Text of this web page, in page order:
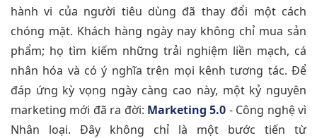
hành vi của người tiêu dùng đã thay đổi một cách
chóng mặt. Khách hàng ngày nay không chỉ mua sản
phẩm; họ tìm kiếm những trải nghiệm liền mạch, cá
nhân hóa và có ý nghĩa trên mọi kênh tương tác. Để
đáp ứng kỳ vọng ngày càng cao này, một kỷ nguyên
marketing mới đã ra đời: Marketing 5.0 - Công nghệ vì
Nhân loại. Đây không chỉ là một bước tiến từ